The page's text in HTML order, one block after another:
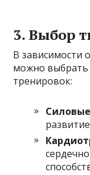
3. Выбор
В зависимости
можно выбрать
тренировок: